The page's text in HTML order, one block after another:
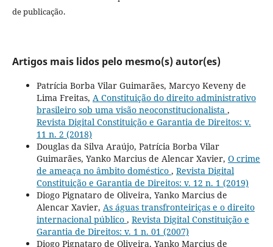
de publicação.
Artigos mais lidos pelo mesmo(s) autor(es)
Patrícia Borba Vilar Guimarães, Marcyo Keveny de
Lima Freitas, A Constituição do direito administrativo
brasileiro sob uma visão neoconstitucionalista ,
Revista Digital Constituição e Garantia de Direitos: v.
11 n. 2 (2018)
Douglas da Silva Araújo, Patrícia Borba Vilar
Guimarães, Yanko Marcius de Alencar Xavier, O crime
de ameaça no âmbito doméstico , Revista Digital
Constituição e Garantia de Direitos: v. 12 n. 1 (2019)
Diogo Pignataro de Oliveira, Yanko Marcius de
Alencar Xavier, As águas transfronteiriças e o direito
internacional público , Revista Digital Constituição e
Garantia de Direitos: v. 1 n. 01 (2007)
Diogo Pignataro de Oliveira, Yanko Marcius de